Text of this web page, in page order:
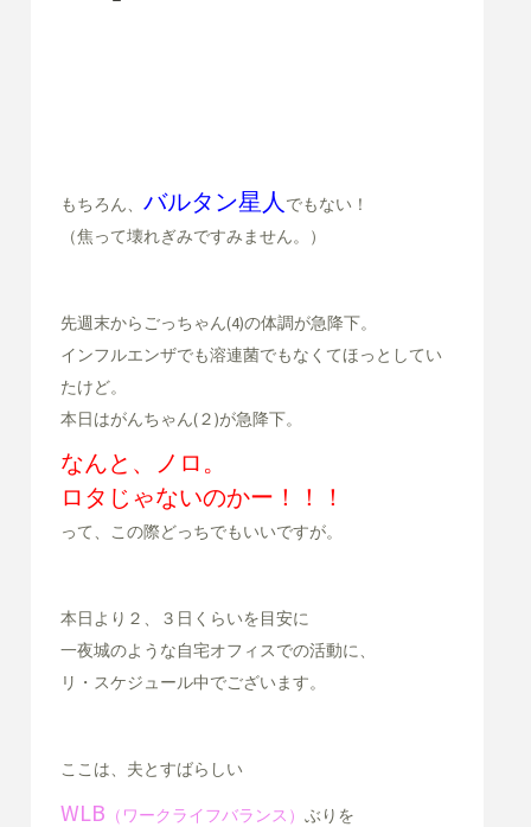
もちろん、バルタン星人 でもない！
（焦って壊れぎみですみません。）
先週末からごっちゃん(4)の体調が急降下。
インフルエンザでも溶連菌でもなくてほっとしてい
たけど。
本日はがんちゃん(２)が急降下。
なんと、ノロ。
ロタじゃないのかー！！！
って、この際どっちでもいいですが。
本日より２、３日くらいを目安に
一夜城のような自宅オフィスでの活動に、
リ・スケジュール中でございます。
ここは、夫とすばらしい
WLB （ワークライフバランス）ぶりを